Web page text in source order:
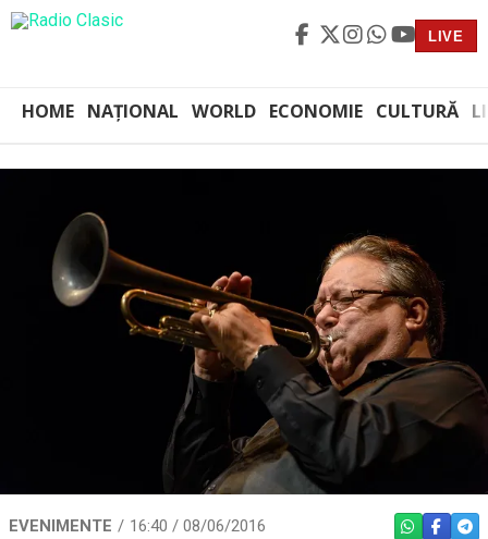
LIVE
HOME NAȚIONAL WORLD ECONOMIE CULTURĂ
EVENIMENTE 16:40 / 08/06/2016 WHATSAPP